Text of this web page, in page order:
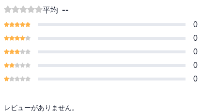
平均 --
0
0
0
0
0
レビューがありません。